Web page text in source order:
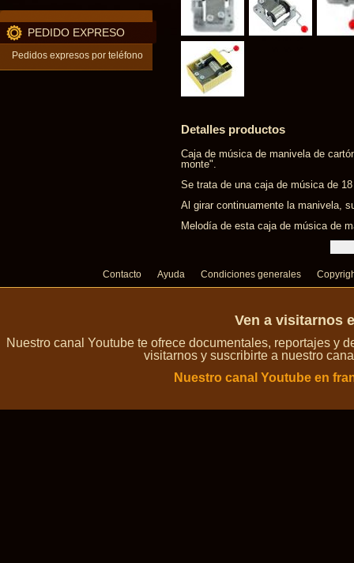
PEDIDO EXPRESO
Pedidos expresos por teléfono
Detalles productos
Caja de música de manivela de
monte".
Se trata de una caja de música de
Al girar continuamente la manivela,
Melodía de esta caja de música de
Contacto Ayuda Condiciones generales
Ven a visitarnos
Nuestro canal Youtube te ofrece documentales, reportajes y
visitarnos y suscribirte a nuestro
Nuestro canal Youtube en